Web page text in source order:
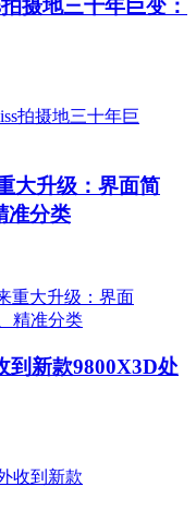
摄地三十年巨变：
大升级：界面简
准分类
到新款9800X3D处